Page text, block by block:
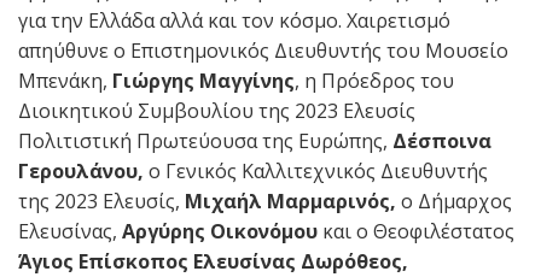
για την Ελλάδα αλλά και τον κόσμο​. Xαιρετισμό
απηύθυνε ο Επιστημονικός Διευθυντής του Μουσείο
Μπενάκη, Γιώργης Μαγγίνης, η Πρόεδρος του
Διοικητικού Συμβουλίου της 2023 Ελευσίς
Πολιτιστική Πρωτεύουσα της Ευρώπης, Δέσποινα
Γερουλάνου, ο Γενικός Καλλιτεχνικός Διευθυντής
της 2023 Ελευσίς, Μιχαήλ Μαρμαρινός, ο Δήμαρχος
Ελευσίνας, Αργύρης Οικονόμου και ο Θεοφιλέστατος
Άγιος Επίσκοπος Ελευσίνας Δωρόθεος,